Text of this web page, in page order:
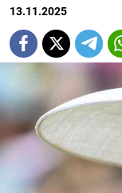
13.11.2025